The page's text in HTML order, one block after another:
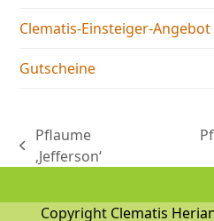
Clematis-Einsteiger-Angebot
Gutscheine
vorheriger
Pflaume
‚Jefferson‘
Copyright Clematis